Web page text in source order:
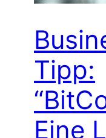
Tipp:
Eine